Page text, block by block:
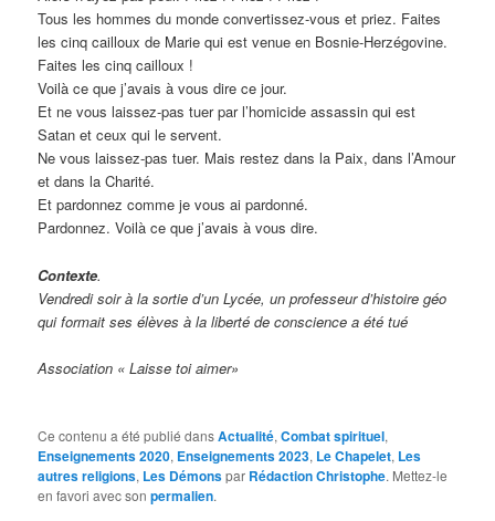
Tous les hommes du monde convertissez-vous et priez. Faites
les cinq cailloux de Marie qui est venue en Bosnie-Herzégovine.
Faites les cinq cailloux !
Voilà ce que j’avais à vous dire ce jour.
Et ne vous laissez-pas tuer par l’homicide assassin qui est
Satan et ceux qui le servent.
Ne vous laissez-pas tuer. Mais restez dans la Paix, dans l’Amour
et dans la Charité.
Et pardonnez comme je vous ai pardonné.
Pardonnez. Voilà ce que j’avais à vous dire.
Contexte.
Vendredi soir à la sortie d’un Lycée, un professeur d’histoire géo
qui formait ses élèves à la liberté de conscience a été tué
Association « Laisse toi aimer»
Ce contenu a été publié dansActualité,Combat spirituel,
Enseignements 2020, Enseignements 2023, Le Chapelet, Les
autres religions, Les Démonspar Rédaction Christophe. Mettez-le
en favori avec sonpermalien.